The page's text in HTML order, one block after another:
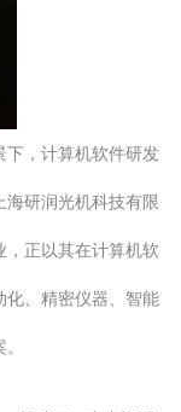
下，计算机软件研发
研润光机科技有限
，正以其在计算机软
化、精密仪器、智能